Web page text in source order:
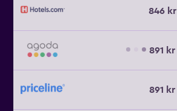
846 kr
891 kr
891 kr